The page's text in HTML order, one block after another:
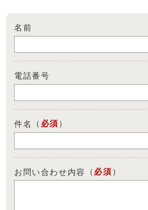
名前
電話番号
件名 （ 必須 ）
お問い合わせ内容 （ 必須 ）